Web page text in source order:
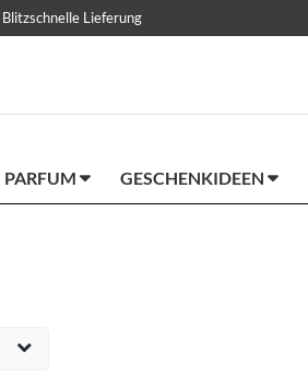
Blitzschnelle Lieferung
PARFUM GESCHENKIDEEN